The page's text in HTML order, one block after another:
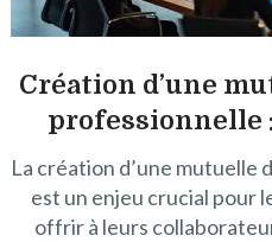
Création d’une
professionnelle
La création d’une mutuelle
est un enjeu crucial pour
offrir à leurs